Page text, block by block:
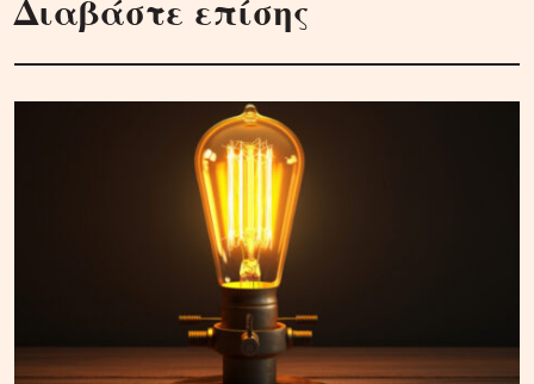
Διαβάστε επίσης